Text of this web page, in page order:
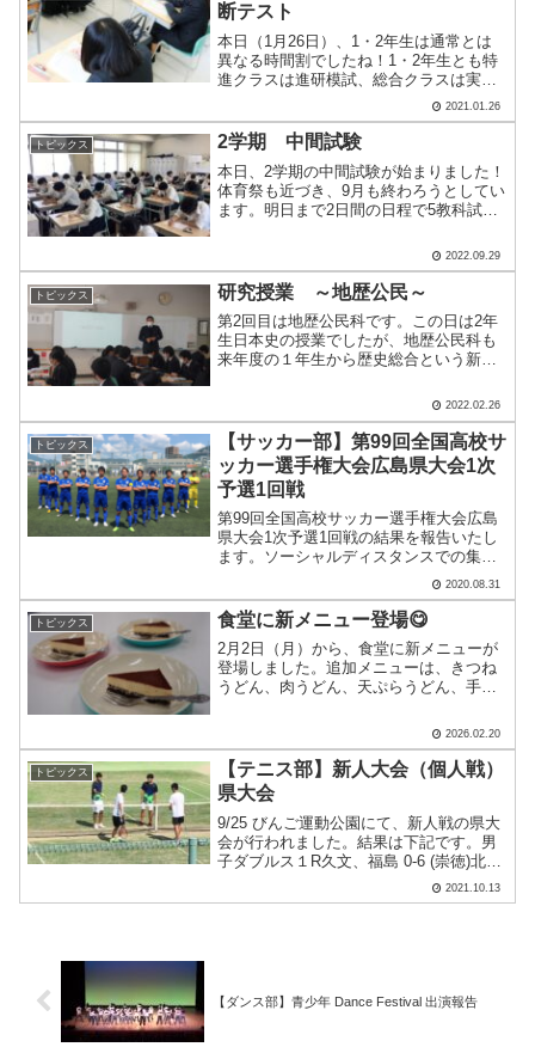
断テスト
本日（1月26日）、1・2年生は通常とは
異なる時間割でしたね！1・2年生とも特
進クラスは進研模試、総合クラスは実力
診断テストを受けました。2年生の特進ク
ラスは昨日も進研模試！本日は理科、社
会、英語です。 理科と社会は科目を自分
で選んで受験し.....
2021.01.26
トピックス 2学期 中間試験
本日、2学期の中間試験が始まりました！
体育祭も近づき、9月も終わろうとしてい
ます。明日まで2日間の日程で5教科試験
語の3教科でした。試験週間中、学校に残
ってわからないところを先生に聞く姿
や、友人同士で教え.....
2022.09.29
トピックス 研究授業 ～地歴公民～
第2回目は地歴公民科です。この日は2年
生日本史の授業でしたが、地歴公民科も
来年度の１年生から歴史総合という新し
料を読み取ったり、様々な見方・考え方
ます。今日の授業でも南.....
2022.02.26
トピックス
【サッカー部】第99回全国高校サ
ッカー選手権大会広島県大会1次
予選1回戦
第99回全国高校サッカー選手権大会広島
県大会1次予選1回戦の結果を報告いたし
ます。ソーシャルディスタンスでの集合
写真です。スタッフ、ベンチメンバーも
チームマスクを着用していま
す。 本校 vs 舟入前
半 ５ － ０後半 ４.....
2020.08.31
トピックス 食堂に新メニュー登場😋
2月2日（月）から、食堂に新メニューが
登場しました。追加メニューは、きつね
うどん、肉うどん、天ぷらうどん、手作
す。うどん3種類に関しては、工大うどん
（きつね、肉、ちくわ天がトッピング）
がありましたが、それぞ.....
2026.02.20
トピックス
【テニス部】新人大会（個人戦）
県大会
9/25 びんご運動公園にて、新人戦の県大
会が行われました。結果は下記です。男
子ダブルス１R久文、福島 0-6 (崇徳)北
原、吉村 6-2 (なぎさ)２R北原、吉村 2-6
(誠之館) ※県ベスト１６男子シングル
2021.10.13
【ダンス部】青少年 Dance Festival 出演報告